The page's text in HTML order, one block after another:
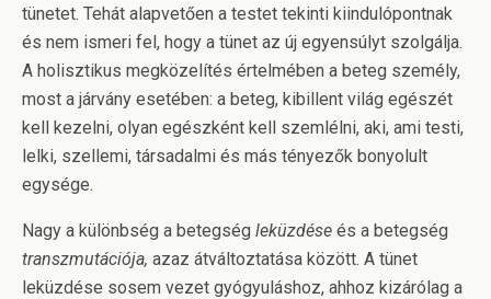
tünetet. Tehát alapvetően a testet tekinti kiindulópontnak
és nem ismeri fel, hogy a tünet az új egyensúlyt szolgálja.
A holisztikus megközelítés értelmében a beteg személy,
most a járvány esetében: a beteg, kibillent világ egészét
kell kezelni, olyan egészként kell szemlélni, aki, ami testi,
lelki, szellemi, társadalmi és más tényezők bonyolult
egysége.
Nagy a különbség a betegség leküzdése és a betegség
transzmutációja, azaz átváltoztatása között. A tünet
leküzdése sosem vezet gyógyuláshoz, ahhoz kizárólag a